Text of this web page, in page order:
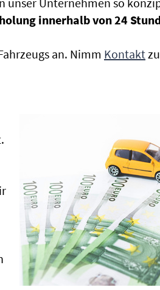
innerhalb von 24
an. Nimm Kontakt